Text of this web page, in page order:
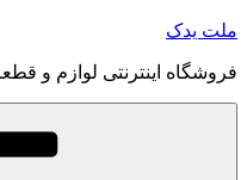
رفتن
محتوا
ملت یدک
فروشگاه اینترنتی لوازم و